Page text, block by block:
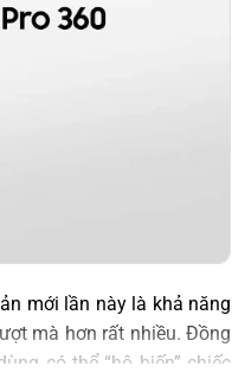
mới lần này là khả năng
mà hơn rất nhiều. Đồng
có thể “hô biến” chiếc